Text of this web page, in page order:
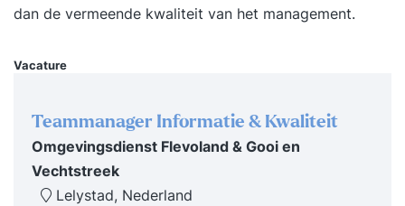
dan de vermeende kwaliteit van het management.
Vacature
Teammanager Informatie & Kwaliteit
Omgevingsdienst Flevoland & Gooi en
Vechtstreek
Lelystad, Nederland